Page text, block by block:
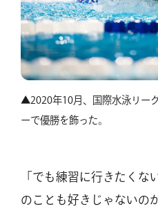
▲2020年10月、国際水泳リー
ーで優勝を飾った。
「でも練習に行きたくな
のことも好きじゃないの